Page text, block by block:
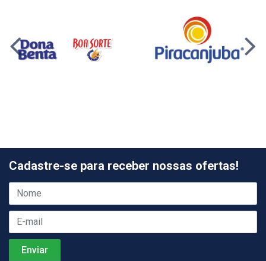
Cadastre-se para receber nossas ofertas!